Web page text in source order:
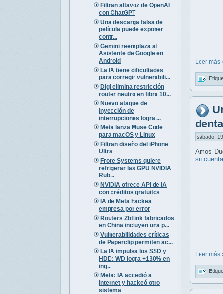
Filtran altavoz de OpenAI
con ChatGPT
Una descarga falsa de
película puede exponer
contr...
Gemini reemplaza al
Asistente de Google en
Android
La IA tiene dificultades
para corregir vulnerabili...
Digi elimina restricción
router neutro en fibra 10...
Nuevo ataque de
inyección de
interrupciones logra ...
Meta lanza Muse Code
para macOS y Linux
Filtran diseño del iPhone
Ultra
Frore Systems quiere
refrigerar las GPU NVIDIA
Rub...
NVIDIA ofrece API de IA
con créditos gratuitos
IA de Meta hackea
empresa por error
Routers Zbtlink fabricados
en China incluyen una p...
Vulnerabilidades críticas
de Paperclip permiten ac...
La IA impulsa los SSD y
HDD: WD logra +130% en
ing...
Meta: IA accedió a
internet y hackeó otro
sistema
Leer más
sábado,
Amos
su cuenta
Leer más